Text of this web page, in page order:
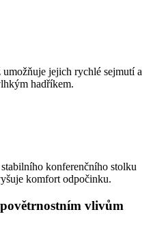
jejich rychlé sejmutí a
hadříkem.
konferenčního stolku
komfort odpočinku.
vlivům